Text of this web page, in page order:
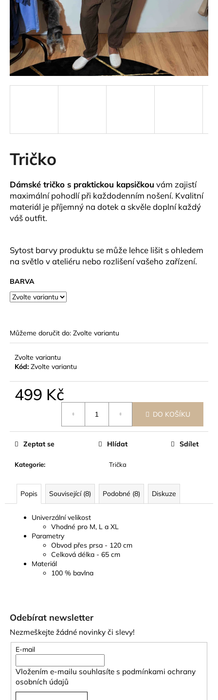
Tričko
Dámské tričko s praktickou kapsičkou vám zajistí
maximální pohodlí při každodenním nošení. Kvalitní
materiál je příjemný na dotek a skvěle doplní každý
váš outfit.
Sytost barvy produktu se může lehce lišit s ohledem
na světlo v ateliéru nebo rozlišení vašeho zařízení.
BARVA
Můžeme doručit do: Zvolte variantu
Zvolte variantu
Kód: Zvolte variantu
499 Kč
DO KOŠÍKU
Kategorie: Trička
Zeptat se Hlídat Sdílet
Popis Související (8) Podobné (8) Diskuze
Univerzální velikost
Vhodné pro M, L a XL
Parametry
Obvod přes prsa - 120 cm
Celková délka - 65 cm
Materiál
100 % bavlna
a
j
í
t
?
D
o
o
r
u
č
e
m
Odebírat newsletter
Nezmeškejte žádné novinky či slevy!
E-mail
Vložením e-mailu souhlasíte s podmínkami ochrany
osobních údajů